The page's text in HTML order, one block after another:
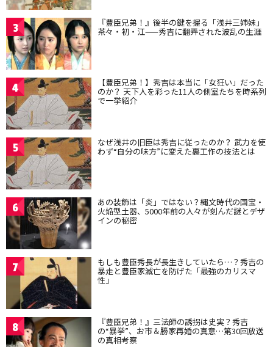
3 『豊臣兄弟！』後半の鍵を握る「浅井三姉妹」
茶々・初・江——秀吉に翻弄された波乱の生涯
4 【豊臣兄弟！】秀吉は本当に「女狂い」だった
のか？ 天下人を彩った11人の側室たちを時系列
で一挙紹介
5 なぜ浅井の旧臣は秀吉に従ったのか？ 武力を使
わず“自分の味方”に変えた裏工作の技法とは
6 あの装飾は「炎」ではない？縄文時代の国宝・
火焔型土器、5000年前の人々が刻んだ謎とデザ
インの秘密
7 もしも豊臣秀長が長生きしていたら…？秀吉の
暴走と豊臣家滅亡を防げた「最強のカリスマ
性」
8 『豊臣兄弟！』三法師の誘拐は史実？秀吉
の“暴挙”、お市＆勝家再婚の真意…第30回放送
の真相考察